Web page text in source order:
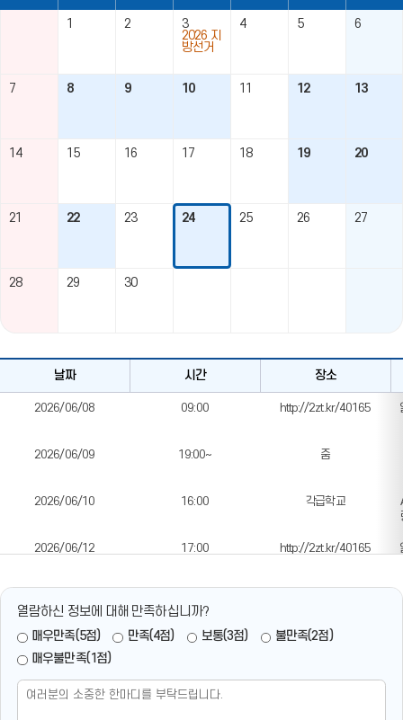
기
1 2
3
2026 지
방선거
4 5 6
7 8 9 10 11 12 13
14 15 16 17 18 19 20
21 22 23 24 25 26 27
28 29 30
블
날짜 시간 장소
2026/06/08 09:00 http://2zt.kr/40165
2026/06/09 19:00~ 줌
2026/06/10 16:00 각급학교
2026/06/12 17:00 http://2zt.kr/40165
2026/06/19
열람하신 정보에 대해 만족하십니까?
매우만족(5점) 만족(4점) 보통(3점)
불만족(2점)
매우불만족(1점)